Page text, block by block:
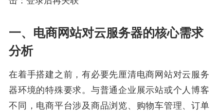
一、电商网站对云服务器的核心需求
分析
在着手搭建之前，有必要先厘清电商网站对云服务
器环境的特殊要求。与普通企业展示站或个人博客
不同，电商平台涉及商品浏览、购物车管理、订单